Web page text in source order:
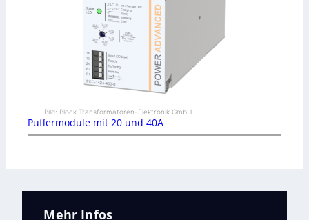
Bild: Block Transformatoren-Elektronik GmbH
Puffermodule mit 20 und 40A
Mehr Infos